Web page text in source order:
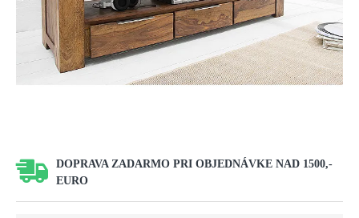
DOPRAVA ZADARMO PRI OBJEDNÁVKE NAD 1500,-
EURO